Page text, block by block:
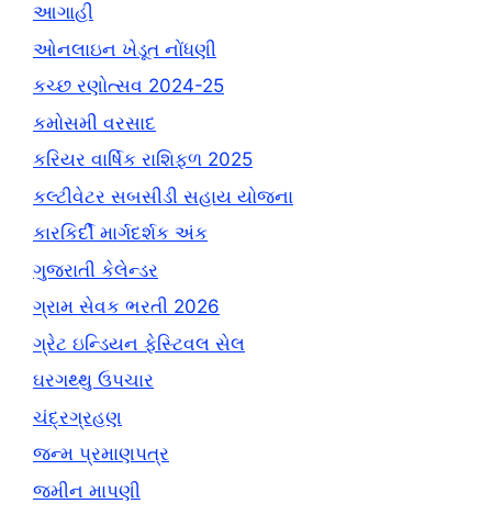
આગાહી
ઓનલાઇન ખેડૂત નોંધણી
કચ્છ રણોત્સવ 2024-25
કમોસમી વરસાદ
કરિયર વાર્ષિક રાશિફળ 2025
કલ્ટીવેટર સબસીડી સહાય યોજના
કારકિર્દી માર્ગદર્શક અંક
ગુજરાતી કેલેન્ડર
ગ્રામ સેવક ભરતી 2026
ગ્રેટ ઇન્ડિયન ફેસ્ટિવલ સેલ
ઘરગથ્થુ ઉપચાર
ચંદ્રગ્રહણ
જન્મ પ્રમાણપત્ર
જમીન માપણી